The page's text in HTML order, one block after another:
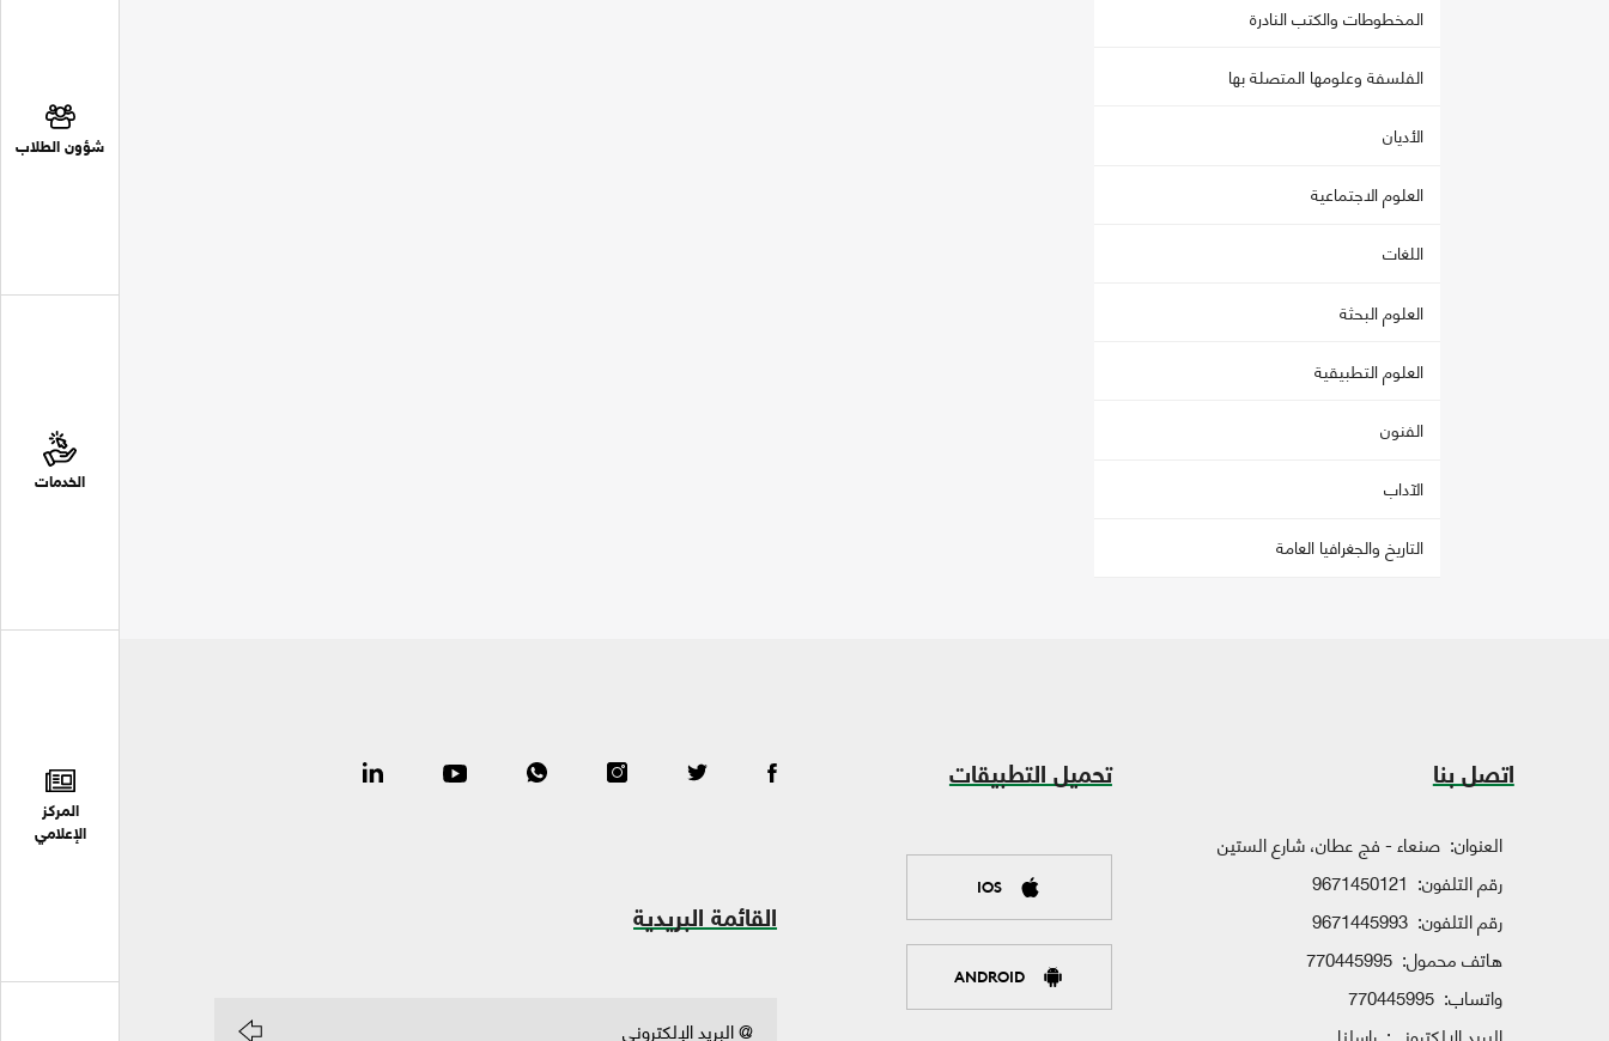
شؤون الطلاب
الخدمات
المركز
الإعلامي
المخطوطات والكتب النادرة
الفلسفة وعلومها المتصلة بها
الأديان
العلوم الاجتماعية
اللغات
العلوم البحثة
العلوم التطبيقية
الفنون
الآداب
التاريخ والجغرافيا العامة
اتصل بنا
العنوان: صنعاء - فج عطان، شارع الستين
رقم التلفون: 9671450121
رقم التلفون: 9671445993
هاتف محمول: 770445995
واتساب: 770445995
تحميل التطبيقات
IOS
ANDROID
القائمة البريدية